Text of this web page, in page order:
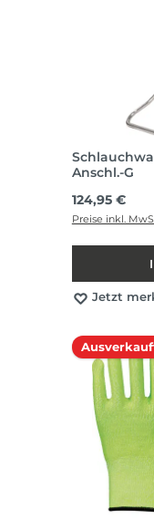
Anschl.-G
Regulärer
124,95 €
Preise inkl.
Jetzt